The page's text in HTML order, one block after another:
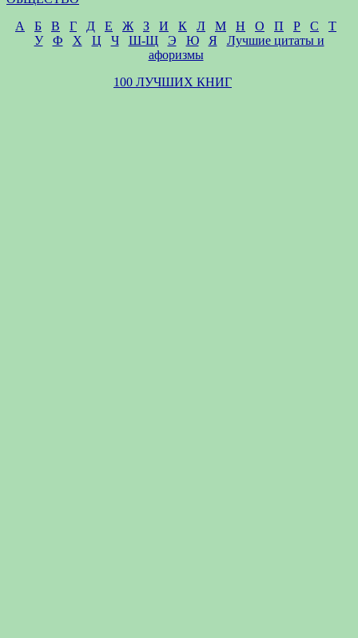
А
Б В Г Д Е Ж З И К Л М Н О П Р С
Т
У
Ф Х Ц Ч Ш-Щ Э Ю Я
Лучшие цитаты и
афоризмы
100 ЛУЧШИХ КНИГ